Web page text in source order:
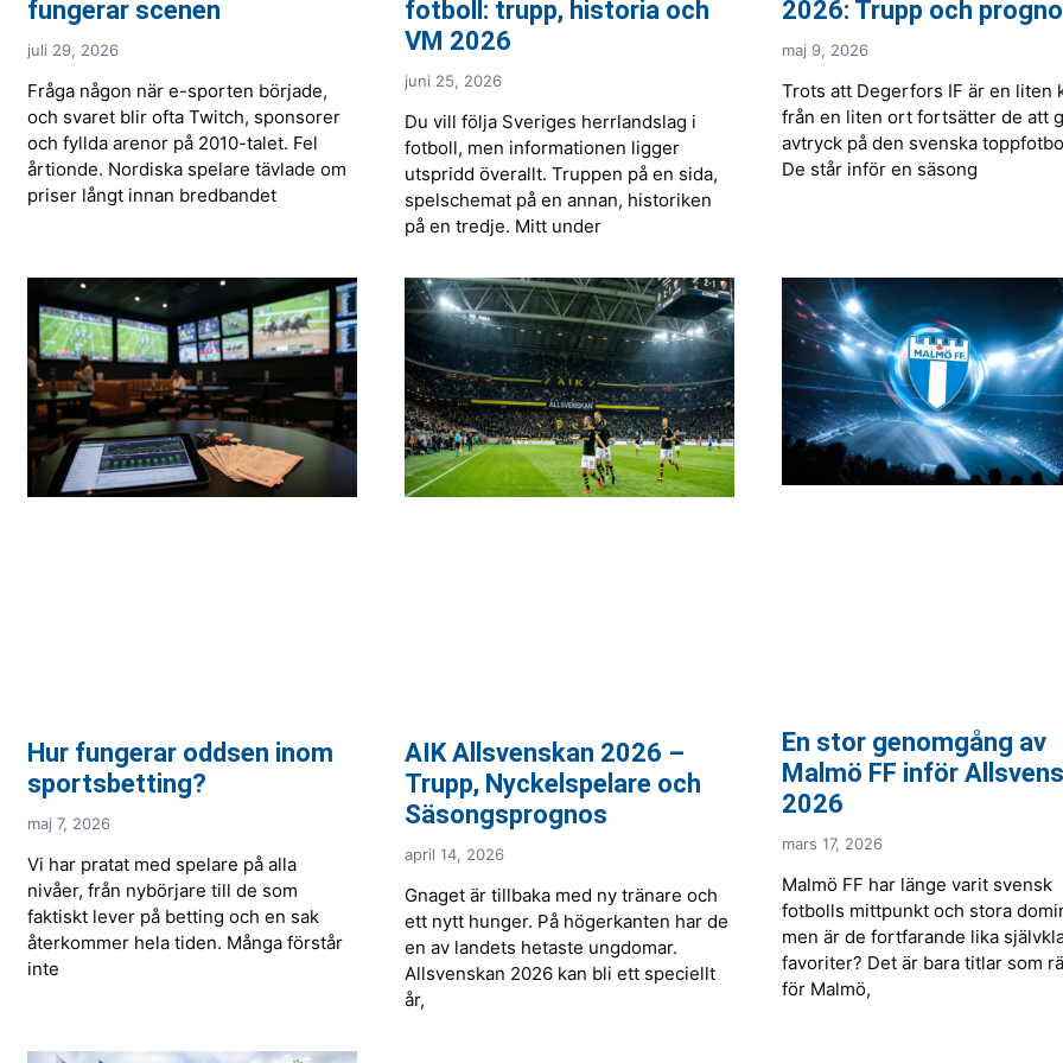
fungerar scenen
juli 29, 2026
Fråga någon när e-sporten började,
och svaret blir ofta Twitch, sponsorer
och fyllda arenor på 2010-talet. Fel
årtionde. Nordiska spelare tävlade om
priser långt innan bredbandet
fotboll: trupp, historia och
VM 2026
juni 25, 2026
Du vill följa Sveriges herrlandslag i
fotboll, men informationen ligger
utspridd överallt. Truppen på en sida,
spelschemat på en annan, historiken
på en tredje. Mitt under
2026: Trupp och
maj 9, 2026
Trots att Degerfors IF är en liten
från en liten ort fortsätter de att
avtryck på den svenska
De står inför en säsong
Hur fungerar oddsen inom
sportsbetting?
maj 7, 2026
Vi har pratat med spelare på alla
nivåer, från nybörjare till de som
faktiskt lever på betting och en sak
återkommer hela tiden. Många förstår
inte
AIK Allsvenskan 2026 –
Trupp, Nyckelspelare och
Säsongsprognos
april 14, 2026
Gnaget är tillbaka med ny tränare och
ett nytt hunger. På högerkanten har de
en av landets hetaste ungdomar.
Allsvenskan 2026 kan bli ett speciellt
år,
En stor genomgång av
Malmö FF inför
2026
mars 17, 2026
Malmö FF har länge varit svensk
fotbolls mittpunkt och stora
men är de fortfarande lika
favoriter? Det är bara titlar som
för Malmö,